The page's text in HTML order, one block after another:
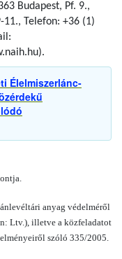
Budapest, Pf. 9.,
Telefon: +36 (1)
Élelmiszerlánc-
anyag védelméről
Ltv.), illetve a közfeladatot
szóló 335/2005.